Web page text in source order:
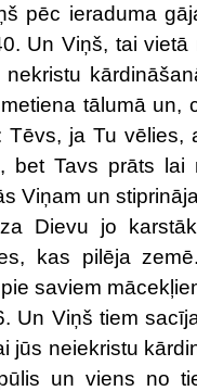
pēc ieraduma
Un Viņš, tai vietā
tālumā un,
Tēvs, ja Tu vēlies,
bet Tavs prāts lai
Viņam un
Dievu jo
kas pilēja
saviem
Un Viņš tiem
jūs neiekristu
un viens no